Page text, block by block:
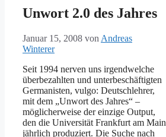
Unwort 2.0 des Jahres
Januar 15, 2008 von Andreas
Winterer
Seit 1994 nerven uns irgendwelche
überbezahlten und unterbeschäftigten
Germanisten, vulgo: Deutschlehrer,
mit dem „Unwort des Jahres“ –
möglicherweise der einzige Output,
den die Universität Frankfurt am Main
jährlich produziert. Die Suche nach